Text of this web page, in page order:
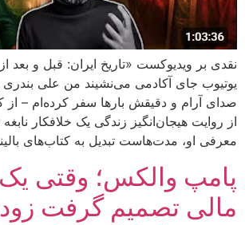
نقدی بر ویدیوکست «تاریخ ایران: قبل و بعد
یوتیوب جای آکادمی می‌نشیند من علی بندری
صدای آرام و دقیقش بارها سفر کرده‌ام – از
از روایت هیجان‌انگیز زندگی یک خلافکار نابغه
معرفی او، مدت‌هاست تبدیل به کتاب‌های
پامپ والکس؛ وقتی یک
مالی تصمیم گرفت